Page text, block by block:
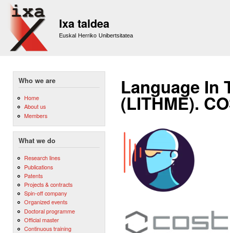
Ixa taldea
Euskal Herriko Unibertsitatea
Who we are
Home
About us
Members
What we do
Research lines
Publications
Patents
Projects & contracts
Spin-off company
Organized events
Doctoral programme
Official master
Continuous training
Language In
(LITHME).